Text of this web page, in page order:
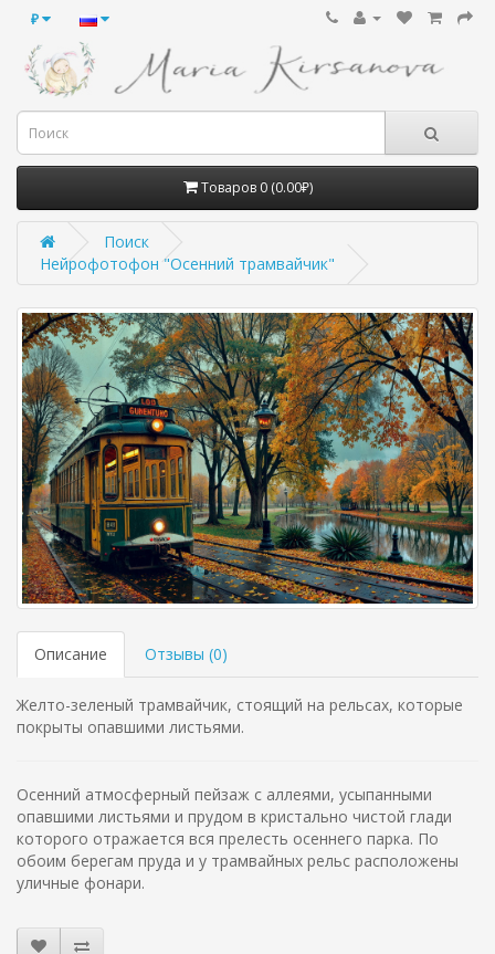
₽
Товаров 0 (0.00₽)
Поиск
Нейрофотофон "Осенний трамвайчик"
Описание Отзывы (0)
Желто-зеленый трамвайчик, стоящий на рельсах, которые
покрыты опавшими листьями.
Осенний атмосферный пейзаж с аллеями, усыпанными
опавшими листьями и прудом в кристально чистой глади
которого отражается вся прелесть осеннего парка. По
обоим берегам пруда и у трамвайных рельс расположены
уличные фонари.